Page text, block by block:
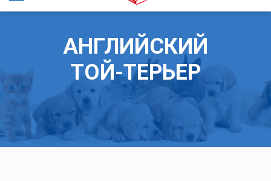
АНГЛИЙСКИЙ
ТОЙ-ТЕРЬЕР